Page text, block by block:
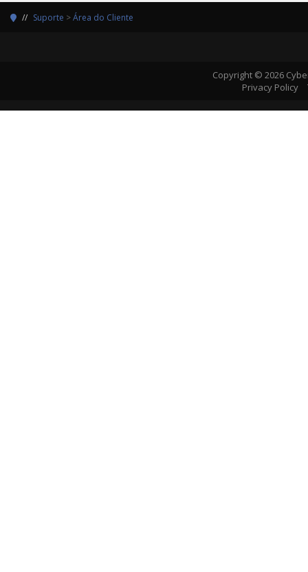
Suporte >Área do Cliente
Copyright © 2026
Privacy Policy